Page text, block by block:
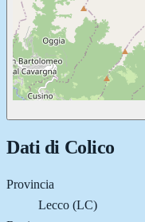
Dati di Colico
Provincia
Lecco (LC)